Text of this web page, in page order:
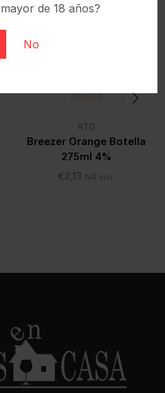
de 18 años?
No
RTD
Breezer Orange Botella
275ml 4%
€2,13 IVA incl.